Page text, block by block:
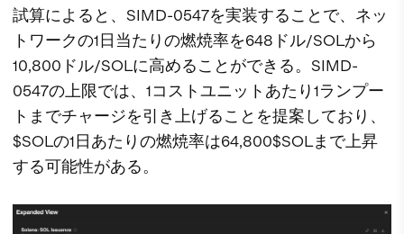
試算によると、SIMD-0547を実装することで、ネッ
トワークの1日当たりの燃焼率を648ドル/SOLから
10,800ドル/SOLに高めることができる。SIMD-
0547の上限では、1コストユニットあたり1ランプー
トまでチャージを引き上げることを提案しており、
$SOLの1日あたりの燃焼率は64,800$SOLまで上昇
する可能性がある。